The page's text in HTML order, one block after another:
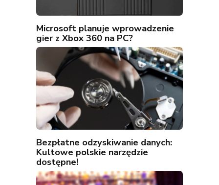
Microsoft planuje wprowadzenie
gier z Xbox 360 na PC?
Bezpłatne odzyskiwanie danych:
Kultowe polskie narzędzie
dostępne!